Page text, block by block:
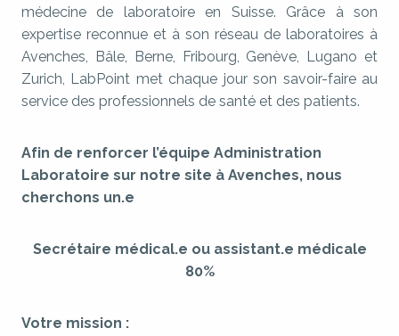
médecine de laboratoire en Suisse. Grâce à son
expertise reconnue et à son réseau de laboratoires à
Avenches, Bâle, Berne, Fribourg, Genève, Lugano et
Zurich, LabPoint met chaque jour son savoir-faire au
service des professionnels de santé et des patients.
Afin de renforcer l’équipe Administration
Laboratoire sur notre site à Avenches, nous
cherchons un.e
Secrétaire médical.e ou assistant.e médicale
80%
Votre mission :